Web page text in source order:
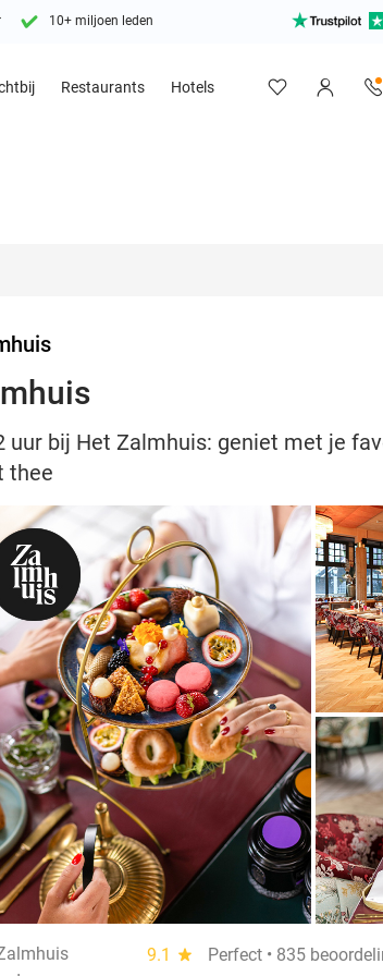
10+ miljoen leden
Restaurants Hotels
uur bij Het Zalmhuis: geniet met je
thee
9.1 star
Perfect • 835